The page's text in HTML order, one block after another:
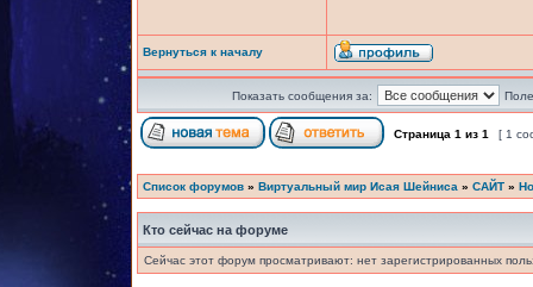
Вернуться к началу
Показать сообщения за:
Страница 1 из 1 [ 1
Список форумов » Виртуальный мир Исая Шейниса » САЙТ »
Кто сейчас на форуме
Сейчас этот форум просматривают: нет зарегистрированных